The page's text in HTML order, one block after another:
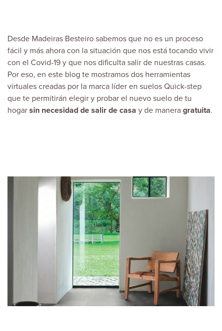
Desde Madeiras Besteiro sabemos que no es un proceso
fácil y más ahora con la situación que nos está tocando vivir
con el Covid-19 y que nos dificulta salir de nuestras casas.
Por eso, en este blog te mostramos dos herramientas
virtuales creadas por la marca líder en suelos Quick-step
que te permitirán elegir y probar el nuevo suelo de tu
hogar sin necesidad de salir de casa y de manera gratuita.